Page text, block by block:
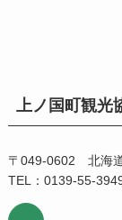
上ノ国町観光
〒049-0602 北海
TEL：0139-55-